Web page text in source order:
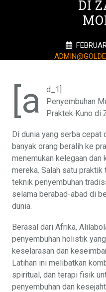
DI
[a
d_1]
Penyembuhan
Praktek Kuno di
Di dunia yang serba cepat
banyak orang beralih ke
menemukan kelegaan dan
mereka. Salah satu
teknik penyembuhan
selama berabad-abad di
dunia.
Berasal dari Afrika,
penyembuhan holistik
keselarasan dan
Latihan ini melibatkan
spiritual, dan terapi fisik
penyembuhan dan